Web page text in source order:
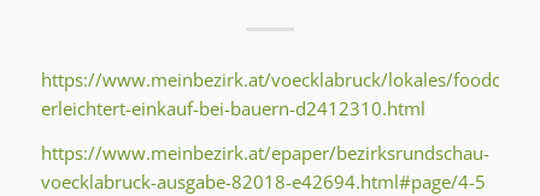
https://www.meinbezirk.at/voecklabruck/lokales/foodcoop-
erleichtert-einkauf-bei-bauern-d2412310.html
https://www.meinbezirk.at/epaper/bezirksrundschau-
voecklabruck-ausgabe-82018-e42694.html#page/4-5